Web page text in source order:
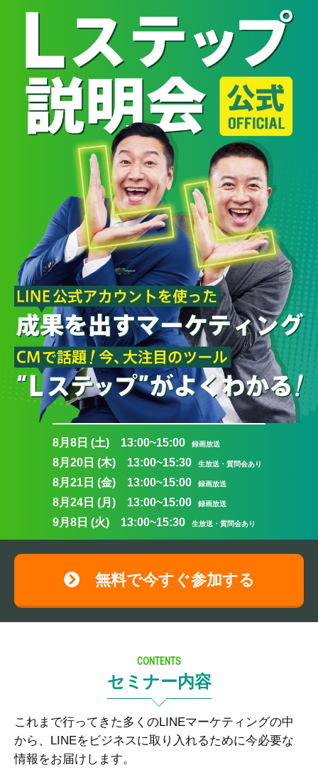
8月8日 (土) 13:00~15:00 録画放送
8月20日 (木) 13:00~15:30 生放送・質問会あり
8月21日 (金) 13:00~15:00 録画放送
8月24日 (月) 13:00~15:00 録画放送
9月8日 (火) 13:00~15:30 生放送・質問会あり
無料で今すぐ参加する
CONTENTS
セミナー内容
これまで行ってきた多くのLINEマーケティングの中
から、LINEをビジネスに取り入れるために今必要な
情報をお届けします。